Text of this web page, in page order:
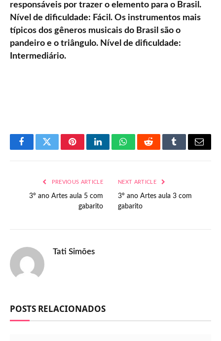
responsáveis por trazer o elemento para o Brasil.
Nível de dificuldade: Fácil. Os instrumentos mais
típicos dos gêneros musicais do Brasil são o
pandeiro e o triângulo. Nível de dificuldade:
Intermediário.
FacebookTwitterPinterestLinkedInWhatsAppRedditTumblrEmail
PREVIOUS ARTICLE
3º ano Artes aula 5 com
gabarito
NEXT ARTICLE
3º ano Artes aula 3 com
gabarito
Tati Simões
POSTS RELACIONADOS